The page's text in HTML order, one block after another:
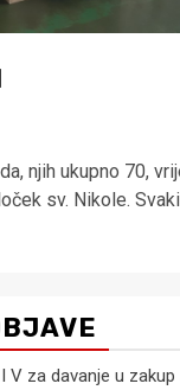
njih ukupno 70,
sv. Nikole.
za davanje u zakup